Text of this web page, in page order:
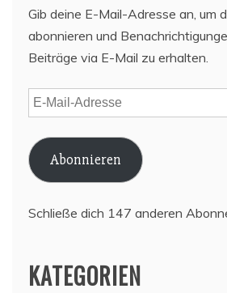
Gib deine E-Mail-Adresse an, um
abonnieren und
Beiträge via E-Mail zu erhalten.
E-
Mail-
Adresse
Abonnieren
Schließe dich 147 anderen
KATEGORIEN